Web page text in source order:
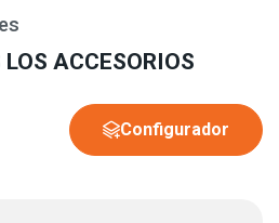
LOS ACCESORIOS
Configurador